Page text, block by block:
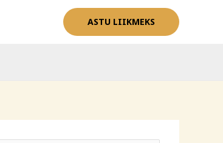
ASTU LIIKMEKS